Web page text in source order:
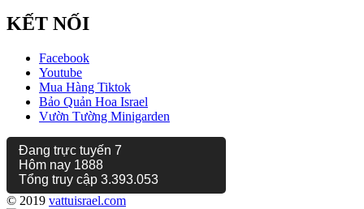
KẾT NỐI
Facebook
Youtube
Mua Hàng Tiktok
Bảo Quản Hoa Israel
Vườn Tường Minigarden
Đang trực tuyến 7
Hôm nay 1888
Tổng truy cập 3.393.053
© 2019 vattuisrael.com